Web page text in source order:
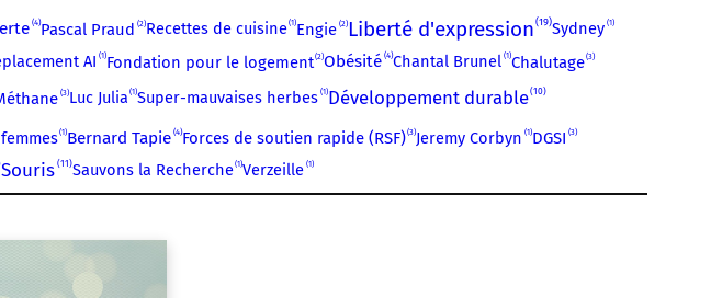
4 Pascal Praud 2 Recettes de cuisine 1 Engie 2 Liberté d'expression 19 Sydney 1
AI 1 Fondation pour le logement 2 Obésité 4 Chantal Brunel 1 Chalutage 3
3 Luc Julia 1 Super-mauvaises herbes 1 Développement durable 10
1 Bernard Tapie 4 Forces de soutien rapide (RSF) 3 Jeremy Corbyn 1 DGSI 3
Souris 11 Sauvons la Recherche 1 Verzeille 1